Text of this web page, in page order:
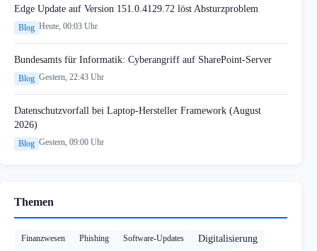
Edge Update auf Version 151.0.4129.72 löst Absturzproblem
Blog Heute, 00:03 Uhr
Bundesamts für Informatik: Cyberangriff auf SharePoint-Server
Blog Gestern, 22:43 Uhr
Datenschutzvorfall bei Laptop-Hersteller Framework (August
2026)
Blog Gestern, 09:00 Uhr
Themen
Finanzwesen Phishing Software-Updates Digitalisierung